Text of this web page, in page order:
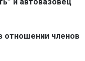
отношении членов